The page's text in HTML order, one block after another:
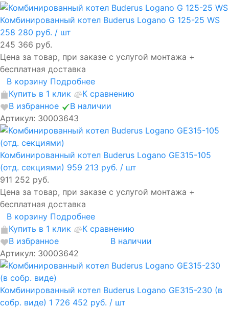
Комбинированный котел Buderus Logano G 125-25 WS
258 280 руб. / шт
245 366 руб.
Цена за товар, при заказе с услугой монтажа +
бесплатная доставка
В корзину Подробнее
Купить в 1 клик
К сравнению
В избранное
В наличии
Артикул: 30003643
Комбинированный котел Buderus Logano GE315-105
(отд. секциями) 959 213 руб. / шт
911 252 руб.
Цена за товар, при заказе с услугой монтажа +
бесплатная доставка
В корзину Подробнее
Купить в 1 клик
К сравнению
В избранное
В наличии
Артикул: 30003642
Комбинированный котел Buderus Logano GE315-230 (в
собр. виде) 1 726 452 руб. / шт